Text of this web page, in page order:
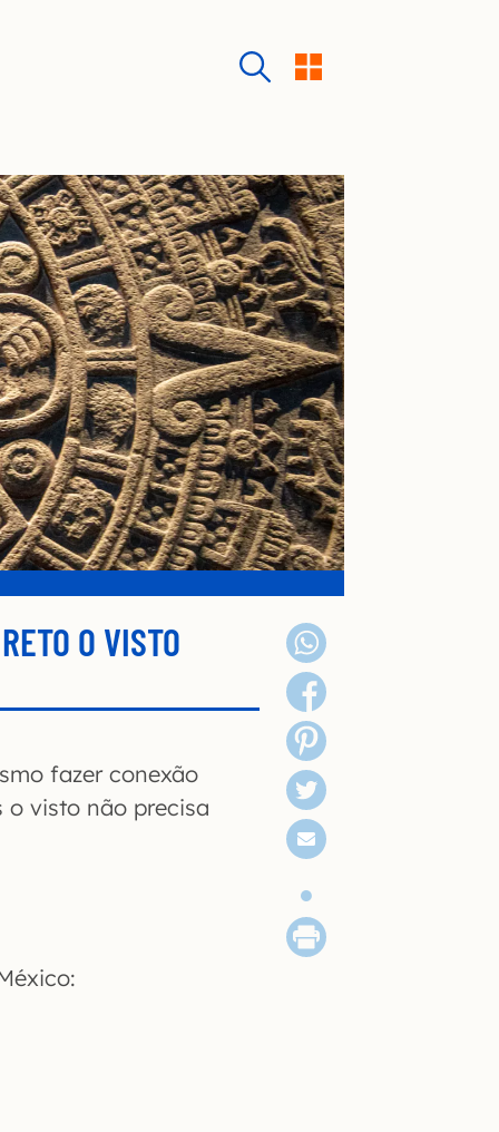
O VISTO
fazer conexão
o visto não precisa